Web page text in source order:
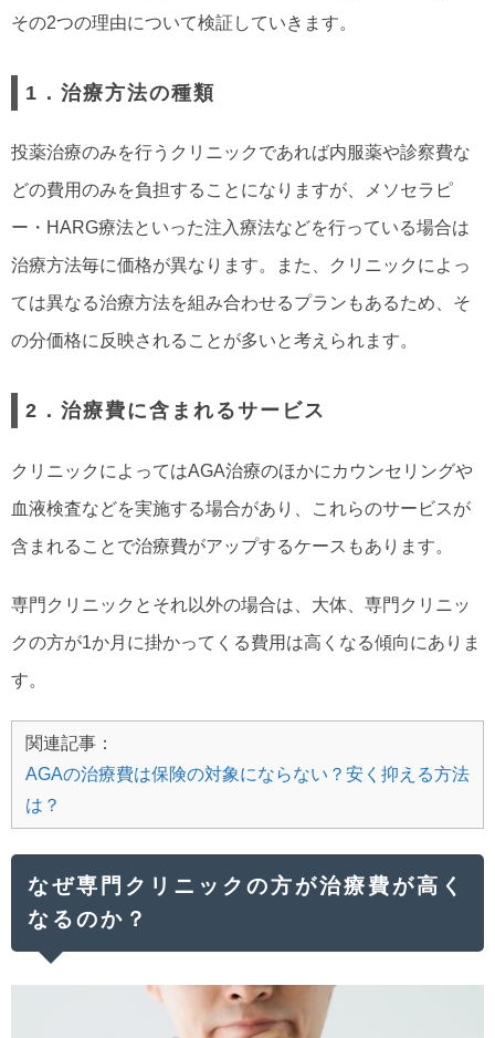
その2つの理由について検証していきます。
1．治療方法の種類
投薬治療のみを行うクリニックであれば内服薬や診察費な
どの費用のみを負担することになりますが、メソセラピ
ー・HARG療法といった注入療法などを行っている場合は
治療方法毎に価格が異なります。また、クリニックによっ
ては異なる治療方法を組み合わせるプランもあるため、そ
の分価格に反映されることが多いと考えられます。
2．治療費に含まれるサービス
クリニックによってはAGA治療のほかにカウンセリングや
血液検査などを実施する場合があり、これらのサービスが
含まれることで治療費がアップするケースもあります。
専門クリニックとそれ以外の場合は、大体、専門クリニッ
クの方が1か月に掛かってくる費用は高くなる傾向にありま
す。
関連記事：
AGAの治療費は保険の対象にならない？安く抑える方法
は？
なぜ専門クリニックの方が治療費が高く
なるのか？